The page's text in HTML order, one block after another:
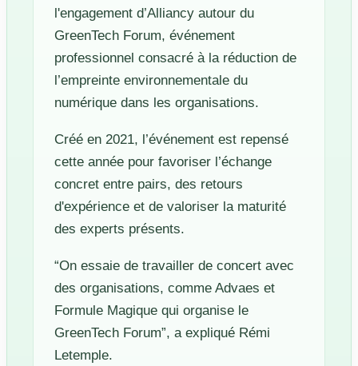
l'engagement d’Alliancy autour du
GreenTech Forum, événement
professionnel consacré à la réduction de
l’empreinte environnementale du
numérique dans les organisations.
Créé en 2021, l’événement est repensé
cette année pour favoriser l’échange
concret entre pairs, des retours
d'expérience et de valoriser la maturité
des experts présents.
“On essaie de travailler de concert avec
des organisations, comme Advaes et
Formule Magique qui organise le
GreenTech Forum”, a expliqué Rémi
Letemple.